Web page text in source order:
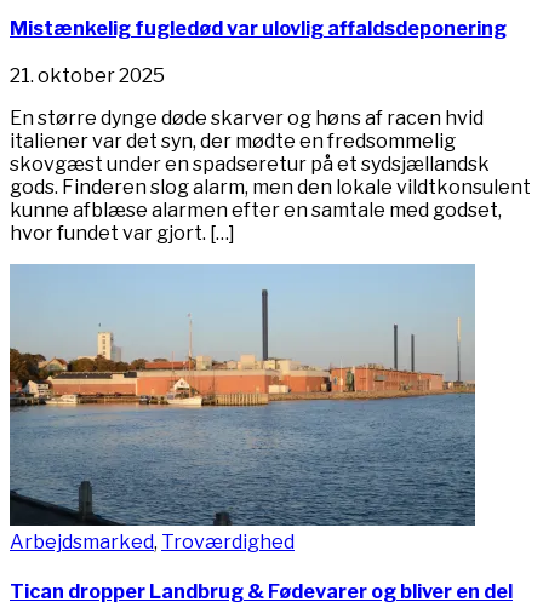
Mistænkelig fugledød var ulovlig affaldsdeponering
21. oktober 2025
En større dynge døde skarver og høns af racen hvid
italiener var det syn, der mødte en fredsommelig
skovgæst under en spadseretur på et sydsjællandsk
gods. Finderen slog alarm, men den lokale vildtkonsulent
kunne afblæse alarmen efter en samtale med godset,
hvor fundet var gjort. […]
Arbejdsmarked, Troværdighed
Tican dropper Landbrug & Fødevarer og bliver en del